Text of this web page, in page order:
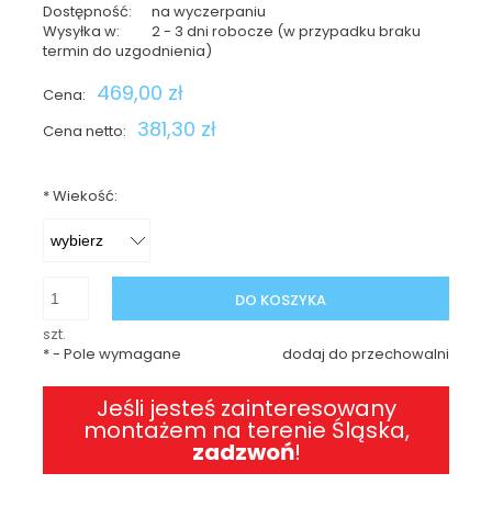
Dostępność:
na wyczerpaniu
Wysyłka w:
2 - 3 dni robocze (w przypadku braku
termin do uzgodnienia)
Cena: 469,00 zł
Cena netto: 381,30 zł
*Wiekość:
szt.
DO KOSZYKA
dodaj do przechowalni
*- Pole wymagane
Jeśli jesteś zainteresowany
montażem na terenie Śląska,
zadzwoń!